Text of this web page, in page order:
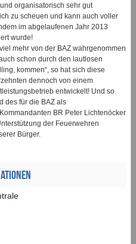
organisatorisch sehr gut
zu scheuen und kann auch voller
im abgelaufenen Jahr 2013
wurde!
mehr von der BAZ wahrgenommen
schon durch den lautlosen
kommen“, so hat sich diese
dennoch von einem
entwickelt! Und so
des für die BAZ als
BR Peter Lichtenöcker
der Feuerwehren
Bürger.